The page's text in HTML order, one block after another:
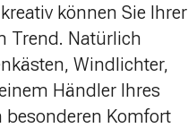
können Sie Ihrer
Trend. Natürlich
Windlichter,
Händler Ihres
besonderen Komfort